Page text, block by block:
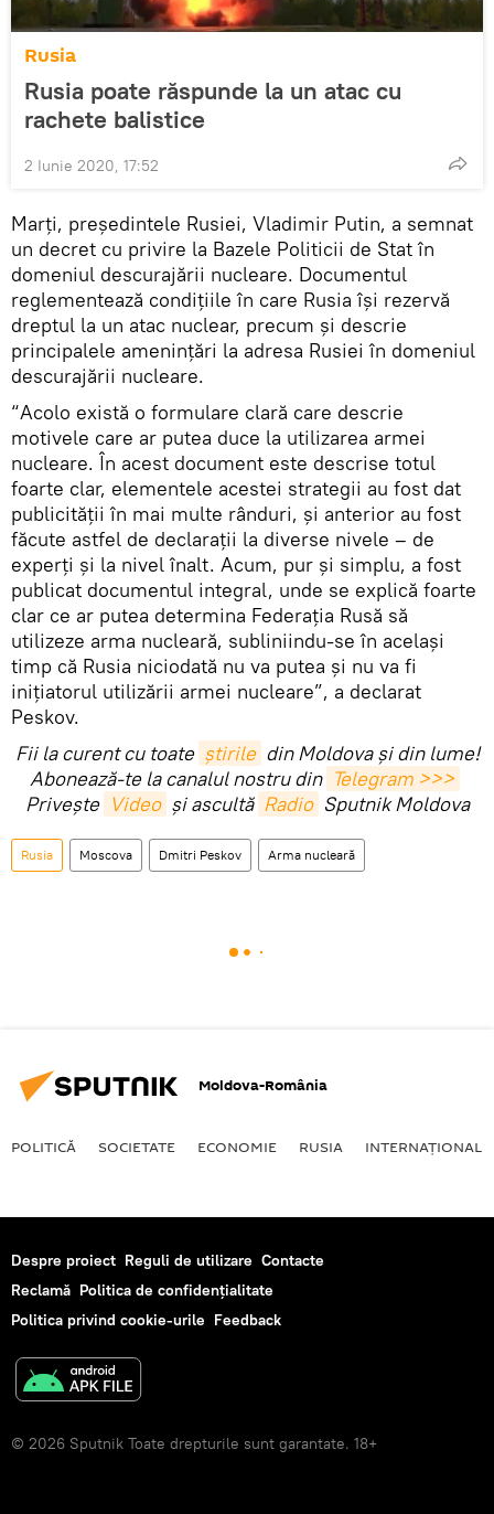
Rusia
Rusia poate răspunde la un atac cu
rachete balistice
2 Iunie 2020, 17:52
Marți, președintele Rusiei, Vladimir Putin, a semnat
un decret cu privire la Bazele Politicii de Stat în
domeniul descurajării nucleare. Documentul
reglementează condițiile în care Rusia își rezervă
dreptul la un atac nuclear, precum și descrie
principalele amenințări la adresa Rusiei în domeniul
descurajării nucleare.
“Acolo există o formulare clară care descrie
motivele care ar putea duce la utilizarea armei
nucleare. În acest document este descrise totul
foarte clar, elementele acestei strategii au fost dat
publicității în mai multe rânduri, și anterior au fost
făcute astfel de declarații la diverse nivele – de
experți și la nivel înalt. Acum, pur și simplu, a fost
publicat documentul integral, unde se explică foarte
clar ce ar putea determina Federația Rusă să
utilizeze arma nucleară, subliniindu-se în același
timp că Rusia niciodată nu va putea și nu va fi
inițiatorul utilizării armei nucleare”, a declarat
Peskov.
Fii la curent cu toate știrile din Moldova și din lume!
Abonează-te la canalul nostru din Telegram >>>
Privește Video și ascultă Radio Sputnik Moldova
Rusia Moscova Dmitri Peskov Arma nucleară
Moldova-România
POLITICĂ SOCIETATE ECONOMIE RUSIA INTERNAŢIONAL
Despre proiect Reguli de utilizare Contacte
Reclamă Politica de confidențialitate
Politica privind cookie-urile Feedback
© 2026 Sputnik Toate drepturile sunt garantate. 18+